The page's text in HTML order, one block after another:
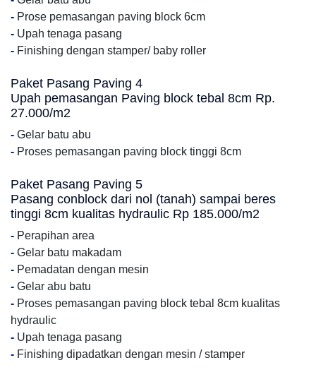
- Prose pemasangan paving block 6cm
- Upah tenaga pasang
- Finishing dengan stamper/ baby roller
Paket Pasang Paving 4
Upah pemasangan Paving block tebal 8cm Rp.
27.000/m2
- Gelar batu abu
- Proses pemasangan paving block tinggi 8cm
Paket Pasang Paving 5
Pasang conblock dari nol (tanah) sampai beres
tinggi 8cm kualitas hydraulic Rp 185.000/m2
- Perapihan area
- Gelar batu makadam
- Pemadatan dengan mesin
- Gelar abu batu
- Proses pemasangan paving block tebal 8cm kualitas
hydraulic
- Upah tenaga pasang
- Finishing dipadatkan dengan mesin / stamper